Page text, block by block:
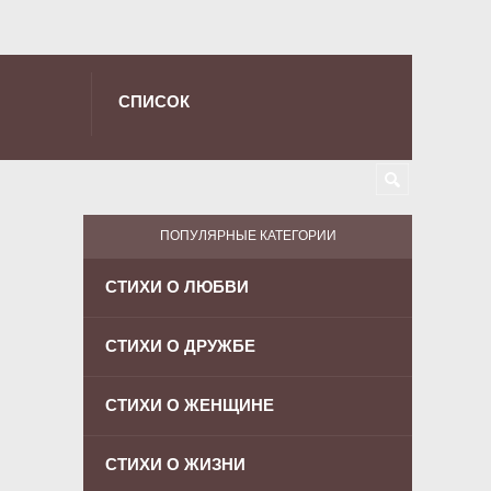
СПИСОК
ПОПУЛЯРНЫЕ КАТЕГОРИИ
СТИХИ О ЛЮБВИ
СТИХИ О ДРУЖБЕ
СТИХИ О ЖЕНЩИНЕ
СТИХИ О ЖИЗНИ